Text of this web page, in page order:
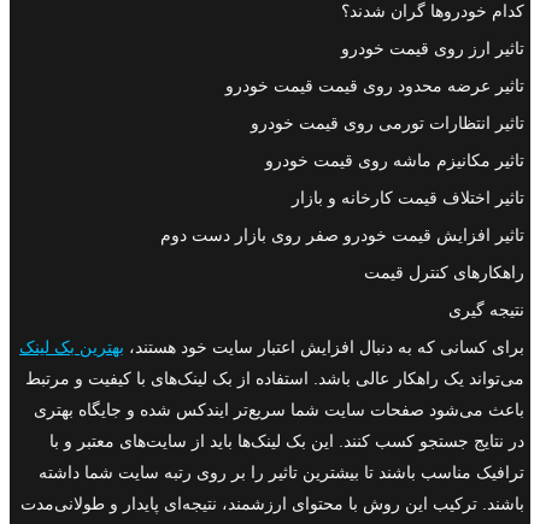
کدام خودروها گران شدند؟
تاثیر ارز روی قیمت خودرو
تاثیر عرضه محدود روی قیمت قیمت خودرو
تاثیر انتظارات تورمی روی قیمت خودرو
تاثیر مکانیزم ماشه روی قیمت خودرو
تاثیر اختلاف قیمت کارخانه و بازار
تاثیر افزایش قیمت خودرو صفر روی بازار دست دوم
راهکارهای کنترل قیمت
نتیجه گیری
برای کسانی که به دنبال افزایش اعتبار سایت خود هستند، بهترین بک لینک
می‌تواند یک راهکار عالی باشد. استفاده از بک لینک‌های با کیفیت و مرتبط
باعث می‌شود صفحات سایت شما سریع‌تر ایندکس شده و جایگاه بهتری
در نتایج جستجو کسب کنند. این بک لینک‌ها باید از سایت‌های معتبر و با
ترافیک مناسب باشند تا بیشترین تاثیر را بر روی رتبه سایت شما داشته
باشند. ترکیب این روش با محتوای ارزشمند، نتیجه‌ای پایدار و طولانی‌مدت